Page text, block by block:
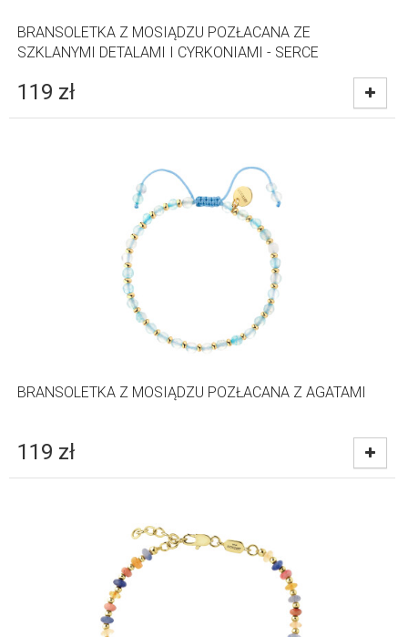
BRANSOLETKA Z MOSIĄDZU POZŁACANA ZE
SZKLANYMI DETALAMI I CYRKONIAMI - SERCE
119 zł
BRANSOLETKA Z MOSIĄDZU POZŁACANA Z AGATAMI
119 zł